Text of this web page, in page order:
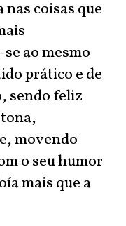
coisas que
ao mesmo
prático e de
sendo feliz
movendo
o seu humor
mais que a